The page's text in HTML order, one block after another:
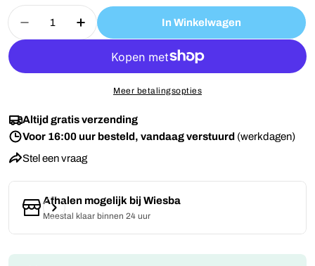
Aantal
Aantal Voor Wiesba Bluetooth Beacon Voor
Aantal Voor Wiesba Bluetooth
In Winkelwagen
Meer betalingsopties
Altijd gratis verzending
Voor 16:00 uur besteld, vandaag verstuurd (werkdagen)
Stel een vraag
Afhalen mogelijk bij Wiesba
Meestal klaar binnen 24 uur